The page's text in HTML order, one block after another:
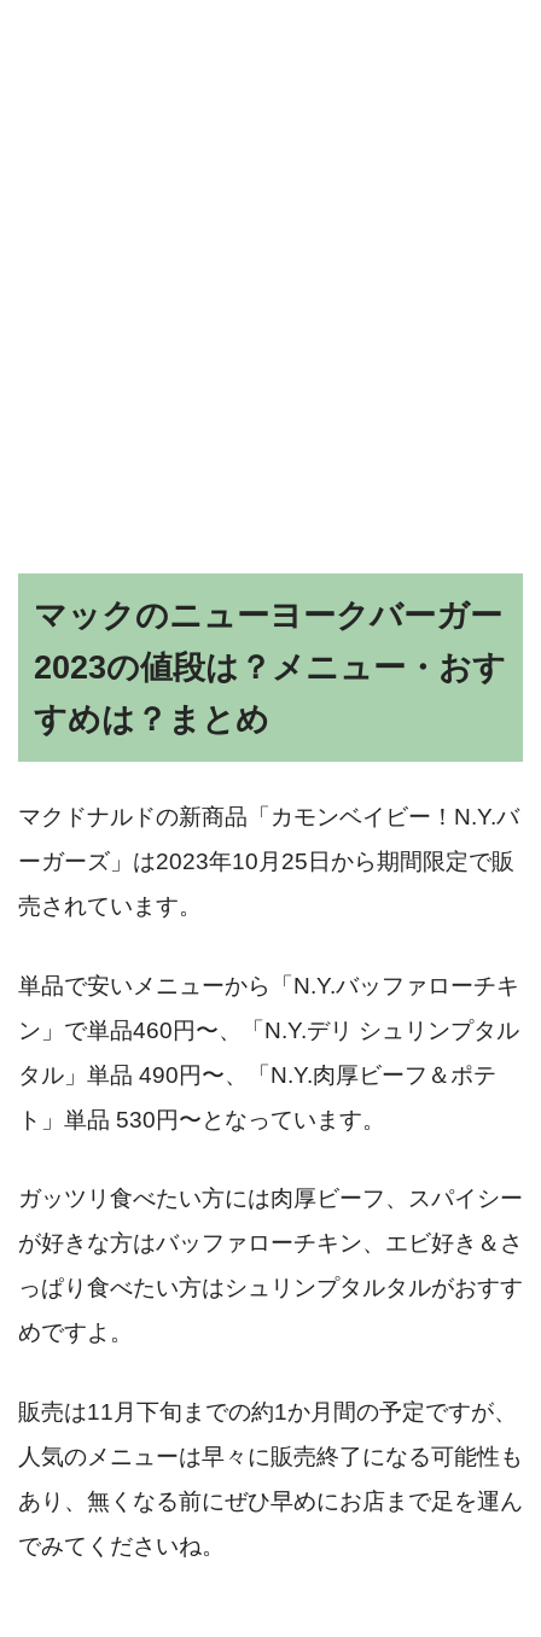
マックのニューヨークバーガー
2023の値段は？メニュー・おす
すめは？まとめ
マクドナルドの新商品 「カモンベイビー！N.Y.バ
ーガーズ」は2023年10月25日から期間限定で販
売されています。
単品で安いメニューから「N.Y.バッファローチキ
ン」で単品460円〜、「N.Y.デリ シュリンプタル
タル」単品 490円〜、「N.Y.肉厚ビーフ＆ポテ
ト」単品 530円〜となっています。
ガッツリ食べたい方には肉厚ビーフ、スパイシー
が好きな方はバッファローチキン、エビ好き＆さ
っぱり食べたい方はシュリンプタルタルがおすす
めですよ。
販売は11月下旬までの約1か月間の予定ですが、
人気のメニューは早々に販売終了になる可能性も
あり、無くなる前にぜひ早めにお店まで足を運ん
でみてくださいね。